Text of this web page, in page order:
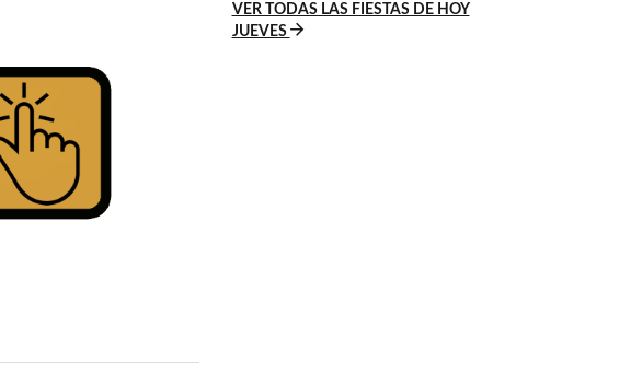
VER TODAS LAS FIESTAS DE HOY
JUEVES